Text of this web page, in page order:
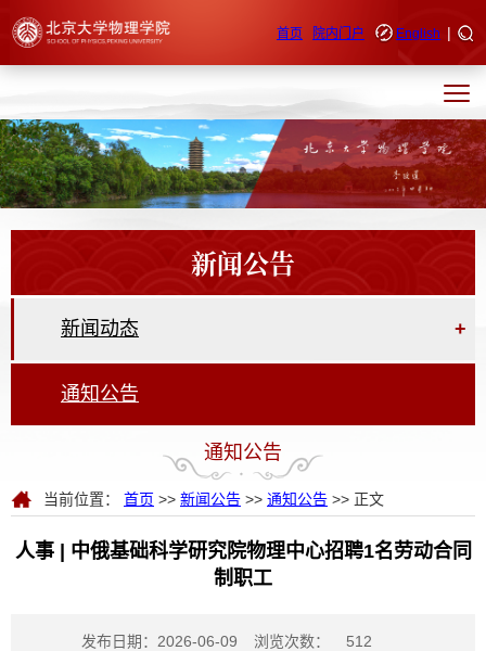
快速导航 首页 院内门户 English |
新闻公告
新闻动态 +
通知公告
通知公告
当前位置： 首页 >> 新闻公告 >> 通知公告 >> 正文
人事 | 中俄基础科学研究院物理中心招聘1名劳动合同
制职工
发布日期：2026-06-09 浏览次数： 512